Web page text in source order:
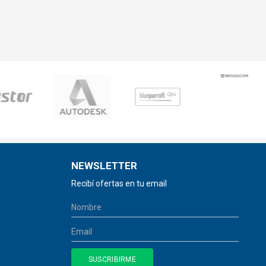
NEWSLETTER
Recibí ofertas en tu email